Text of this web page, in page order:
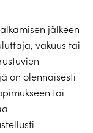
jälkeen
vakuus tai
on olennaisesti
tai